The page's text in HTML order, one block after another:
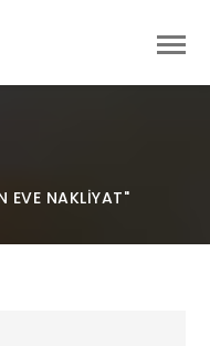
EVE NAKLIYAT"